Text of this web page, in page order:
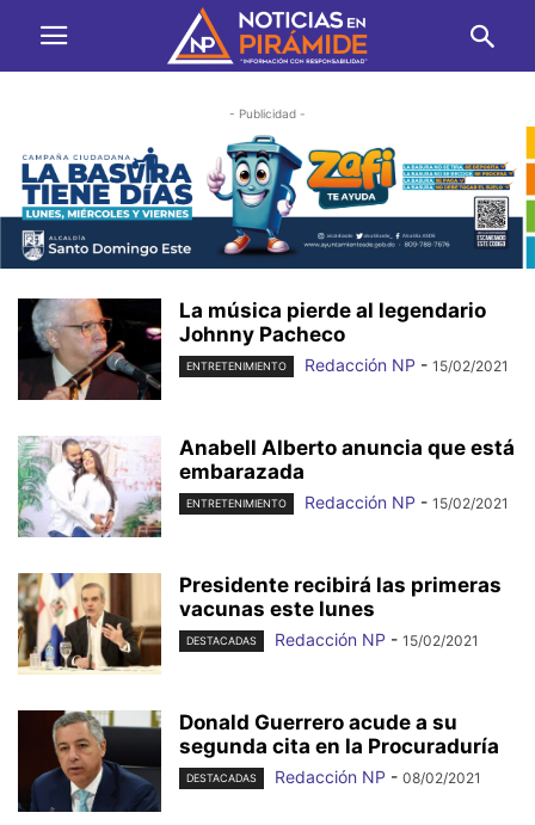
- Publicidad -
La música pierde al legendario
Johnny Pacheco
ENTRETENIMIENTO Redacción NP - 15/02/2021
Anabell Alberto anuncia que está
embarazada
ENTRETENIMIENTO Redacción NP - 15/02/2021
Presidente recibirá las primeras
vacunas este lunes
DESTACADAS Redacción NP - 15/02/2021
Donald Guerrero acude a su
segunda cita en la Procuraduría
DESTACADAS Redacción NP - 08/02/2021